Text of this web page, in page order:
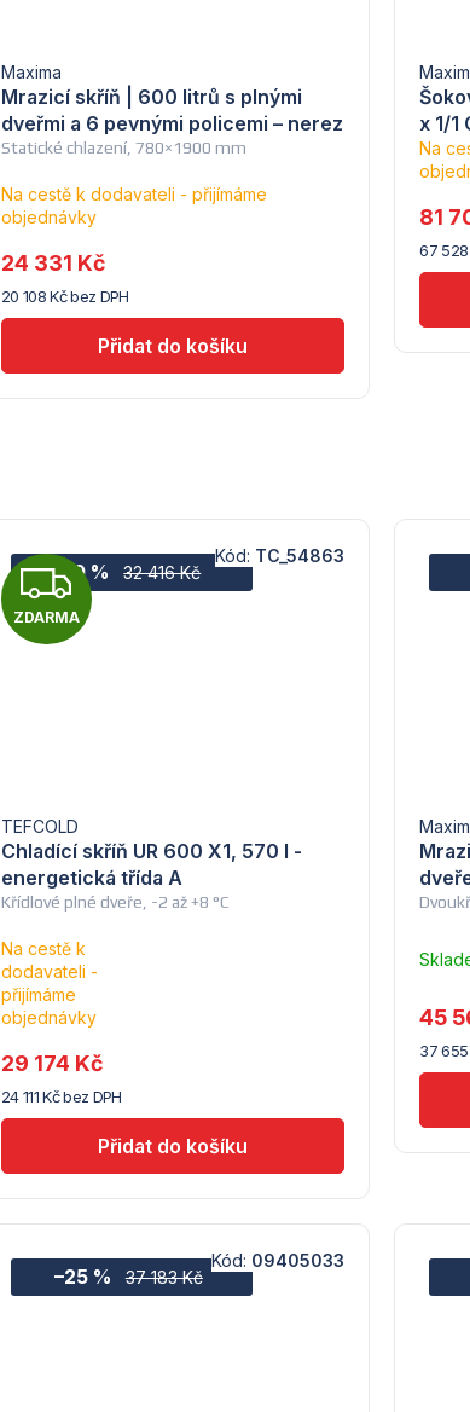
Statické chlazení, 780×1900 mm
Mrazicí skříň | 600 litrů s plnými
dveřmi a 6 pevnými policemi – nerez
Maxima
Na cestě k dodavateli - přijímáme
objednávky
20 108 Kč bez DPH
24 331 Kč
x 1/1
Na
67 528
81
Z
D
A
ZDARMA
32 416 Kč
–10 %
Křídlové plné dveře, -2 až +8 °C
Chladící skříň UR 600 X1, 570 l -
energetická třída A
TEFCOLD
5
hvězdiček.
Na cestě k
dodavateli -
přijímáme
objednávky
24 111 Kč bez DPH
29 174 Kč
Kód: TC_54863
(10)
37 655
45
37 183 Kč
–25 %
Kód: 09405033